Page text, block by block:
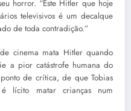
horror. “Este Hitler que hoje
televisivos é um decalque
de toda contradição.”
cinema mata Hitler quando
a pior catástrofe humana do
de crítica, de que Tobias
lícito matar crianças num